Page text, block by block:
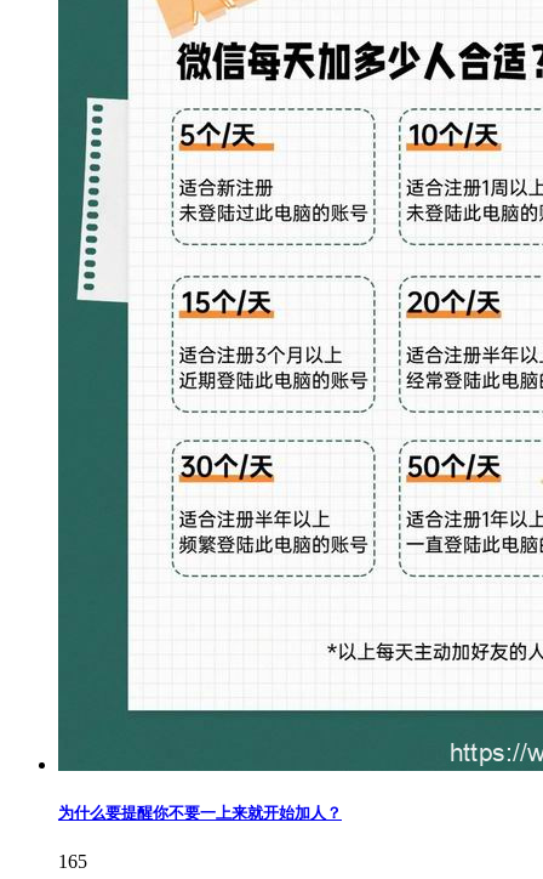
为什么要提醒你不要一上来就开始加人？
165